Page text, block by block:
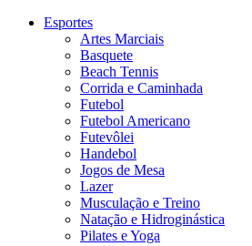
Esportes
Artes Marciais
Basquete
Beach Tennis
Corrida e Caminhada
Futebol
Futebol Americano
Futevôlei
Handebol
Jogos de Mesa
Lazer
Musculação e Treino
Natação e Hidroginástica
Pilates e Yoga